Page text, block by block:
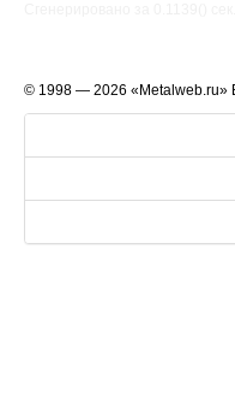
© 1998 — 2026 «Metalweb.ru»